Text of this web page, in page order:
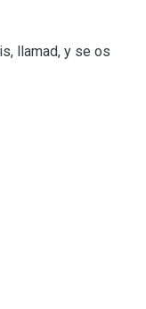
llamad, y se os